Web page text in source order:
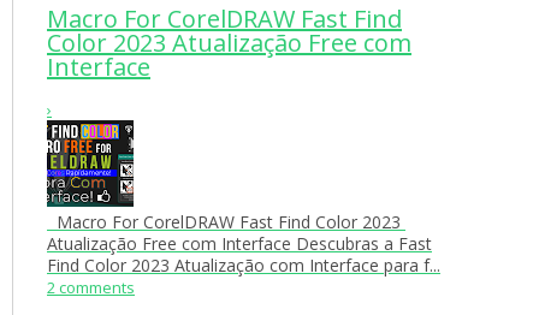
Macro For CorelDRAW Fast Find
Color 2023 Atualização Free com
Interface
›
Macro For CorelDRAW Fast Find Color 2023
Atualização Free com Interface Descubras a Fast
Find Color 2023 Atualização com Interface para f...
2 comments